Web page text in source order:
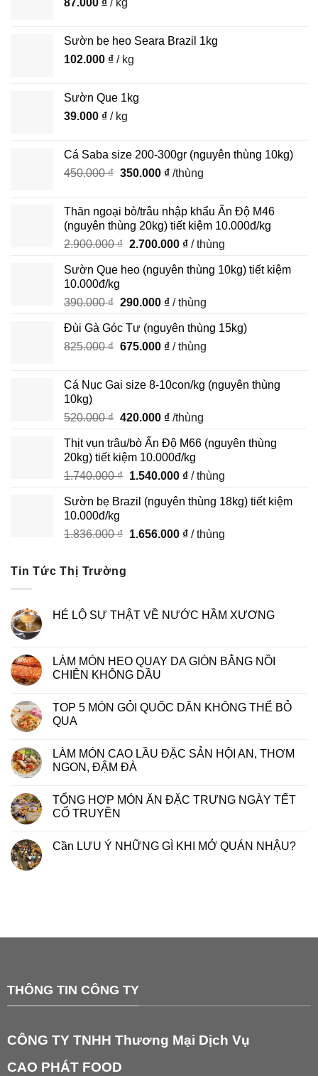
87.000 ₫ / kg
Sườn bẹ heo Seara Brazil 1kg
102.000 ₫ / kg
Sườn Que 1kg
39.000 ₫ / kg
Cá Saba size 200-300gr (nguyên thùng 10kg)
450.000₫ Giá
450.000 ₫.
350.000 ₫Giá
là:
350.000 ₫.
/thùng
Thăn ngoại bò/trâu nhập khẩu Ấn Độ M46
(nguyên thùng 20kg) tiết kiệm 10.000đ/kg
2.900.000₫ Giá
là:
2.700.000 ₫Giá
tại
2.700.000 ₫.
/ thùng
Sườn Que heo (nguyên thùng 10kg) tiết kiệm
10.000đ/kg
390.000₫ Giá
là:
390.000 ₫.
290.000 ₫Giá
tại
là:
/ thùng
Đùi Gà Góc Tư (nguyên thùng 15kg)
825.000₫ Giá
825.000 ₫.
675.000 ₫Giá
là:
/ thùng
Cá Nục Gai size 8-10con/kg (nguyên thùng
10kg)
520.000₫ Giá
là:
520.000 ₫.
420.000 ₫Giá
tại
là:
420.000 ₫.
/thùng
Thịt vụn trâu/bò Ấn Độ M66 (nguyên thùng
20kg) tiết kiệm 10.000đ/kg
1.740.000₫ Giá
là:
1.540.000 ₫Giá
tại
1.540.000 ₫.
/ thùng
Sườn bẹ Brazil (nguyên thùng 18kg) tiết kiệm
10.000đ/kg
1.836.000₫ Giá
1.656.000 ₫Giá
/ thùng
Tin Tức Thị Trường
HÉ LỘ SỰ THẬT VỀ NƯỚC HẦM XƯƠNG
LÀM MÓN HEO QUAY DA GIÒN BẰNG NỒI
CHIÊN KHÔNG DẦU
TOP 5 MÓN GỎI QUỐC DÂN KHÔNG THỂ BỎ
QUA
LÀM MÓN CAO LẦU ĐẶC SẢN HỘI AN, THƠM
NGON, ĐẬM ĐÀ
TỔNG HỢP MÓN ĂN ĐẶC TRƯNG NGÀY TẾT
CỔ TRUYỀN
Cần LƯU Ý NHỮNG GÌ KHI MỞ QUÁN NHẬU?
THÔNG TIN CÔNG TY
CÔNG TY TNHH Thương Mại Dịch Vụ
CAO PHÁT FOOD